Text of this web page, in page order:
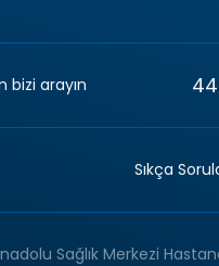
bizi arayın
Sıkça
Sağlık Merkezi